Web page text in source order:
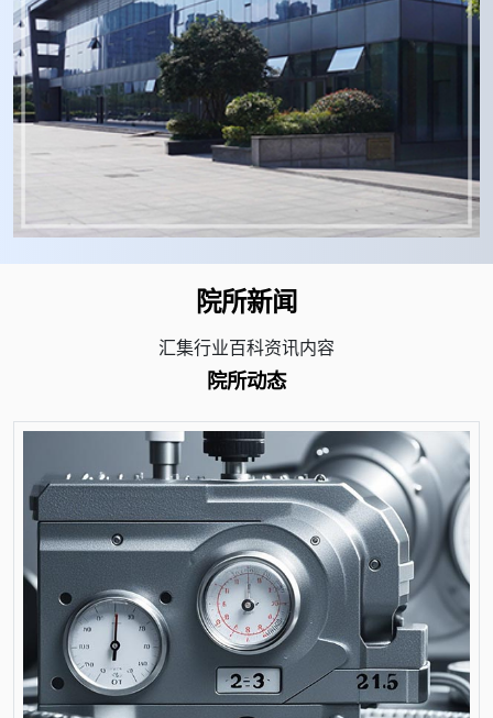
院所新闻
汇集行业百科资讯内容
院所动态